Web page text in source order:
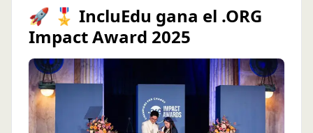
🚀 🎖️ IncluEdu gana el .ORG
Impact Award 2025